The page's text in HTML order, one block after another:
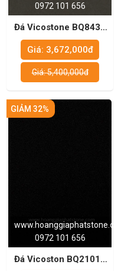
0972 101 656
Đá Vicostone BQ8437
- Chất Liệu Đảm Bảo
Độ Bền Và Vẻ Đẹp Cho
Bàn Bếp
Giá: 3,672,000đ
Giá: 5,400,000đ
www.hoanggiaphatstone.com
0972 101 656
GIẢM 32%
Đá Vicoston BQ2101 -